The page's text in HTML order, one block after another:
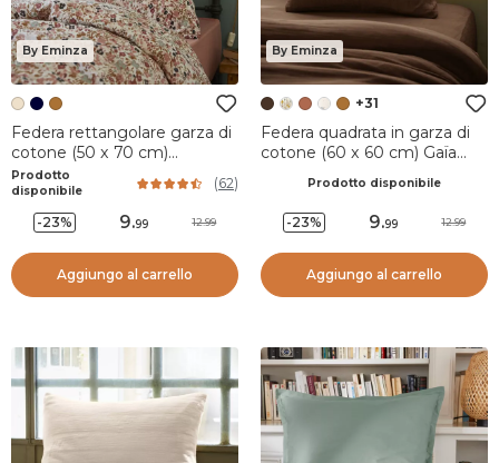
By Eminza
Federa rettangolare garza di
cotone (50 x 70 cm)
Constance Beige pampa
Prodotto
disponibile
(62)
-23% 9.99 12.99
Aggiungo al carrello
By Eminza
+31
Federa quadrata in garza di
cotone (60 x 60 cm) Gaïa
Prodotto disponibile
-23% 9.99 12.99
Aggiungo al carrello